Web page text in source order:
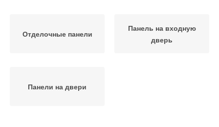
Отделочные панели
Панель на входную
дверь
Панели на двери